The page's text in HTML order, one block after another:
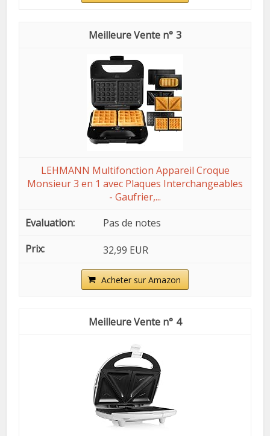
3
LEHMANN Multifonction Appareil Croque
Monsieur 3 en 1 avec Plaques Interchangeables
- Gaufrier,...
Pas de notes
32,99 EUR
Acheter sur Amazon
4